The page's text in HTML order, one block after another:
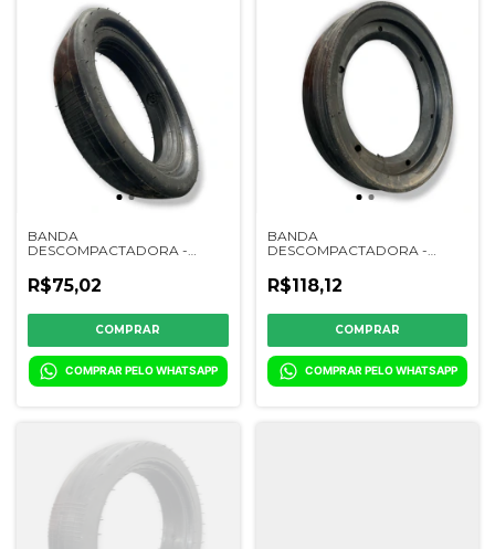
BANDA
DESCOMPACTADORA -
11090006 / 04.583-0
R$75,02
COMPRAR PELO WHATSAPP
BANDA
DESCOMPACTADORA -
4104 / 900110011 / 0412.2 /
0412.7
R$118,12
COMPRAR PELO WHATSAPP